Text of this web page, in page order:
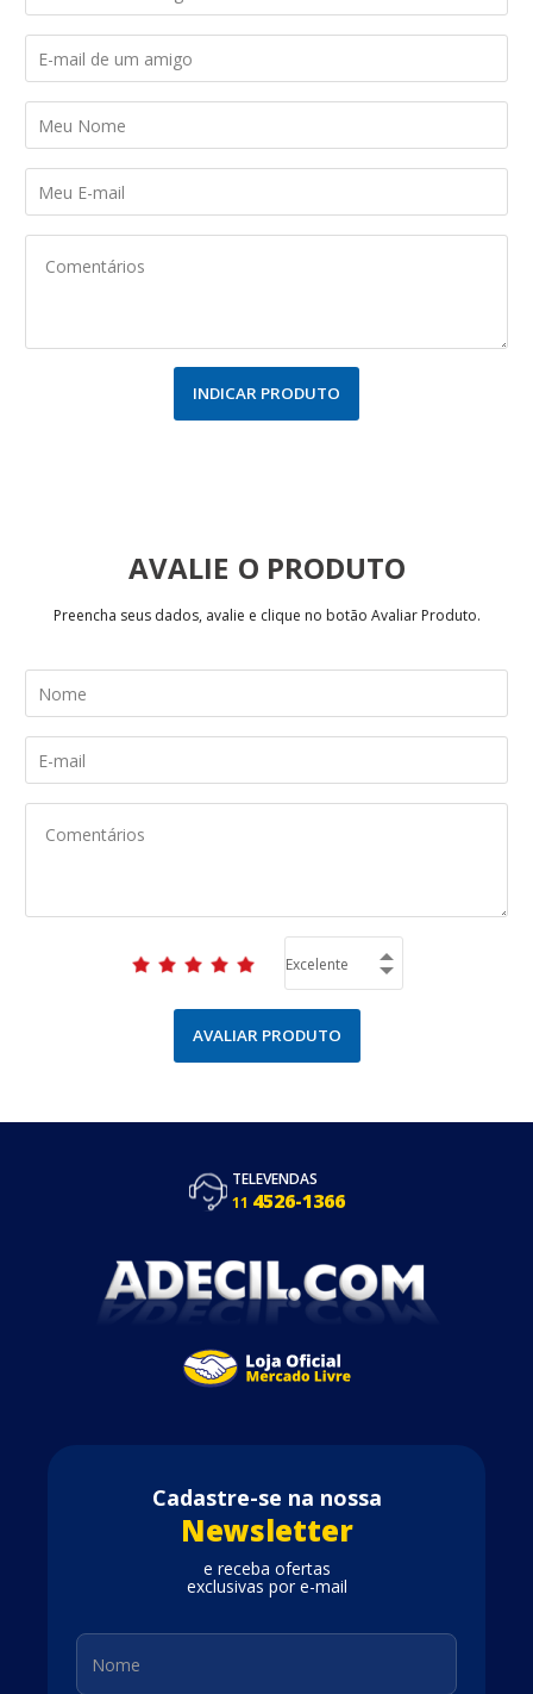
INDICAR PRODUTO
AVALIE
Preencha seus dados, avalie e clique no botão Avaliar Produto.
AVALIAR PRODUTO
TELEVENDAS
11 4526-1366
Cadastre-se na nossa
Newsletter
e receba ofertas
exclusivas por e-mail